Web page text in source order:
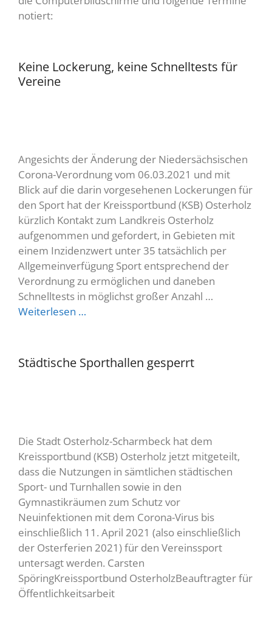
notiert:
Keine Lockerung, keine Schnelltests für
Vereine
Angesichts der Änderung der Niedersächsischen
Corona-Verordnung vom 06.03.2021 und mit
Blick auf die darin vorgesehenen Lockerungen für
den Sport hat der Kreissportbund (KSB) Osterholz
kürzlich Kontakt zum Landkreis Osterholz
aufgenommen und gefordert, in Gebieten mit
einem Inzidenzwert unter 35 tatsächlich per
Allgemeinverfügung Sport entsprechend der
Verordnung zu ermöglichen und daneben
Schnelltests in möglichst großer Anzahl …
Weiterlesen …
Städtische Sporthallen gesperrt
Die Stadt Osterholz-Scharmbeck hat dem
Kreissportbund (KSB) Osterholz jetzt mitgeteilt,
dass die Nutzungen in sämtlichen städtischen
Sport- und Turnhallen sowie in den
Gymnastikräumen zum Schutz vor
Neuinfektionen mit dem Corona-Virus bis
einschließlich 11. April 2021 (also einschließlich
der Osterferien 2021) für den Vereinssport
untersagt werden. Carsten
SpöringKreissportbund OsterholzBeauftragter für
Öffentlichkeitsarbeit